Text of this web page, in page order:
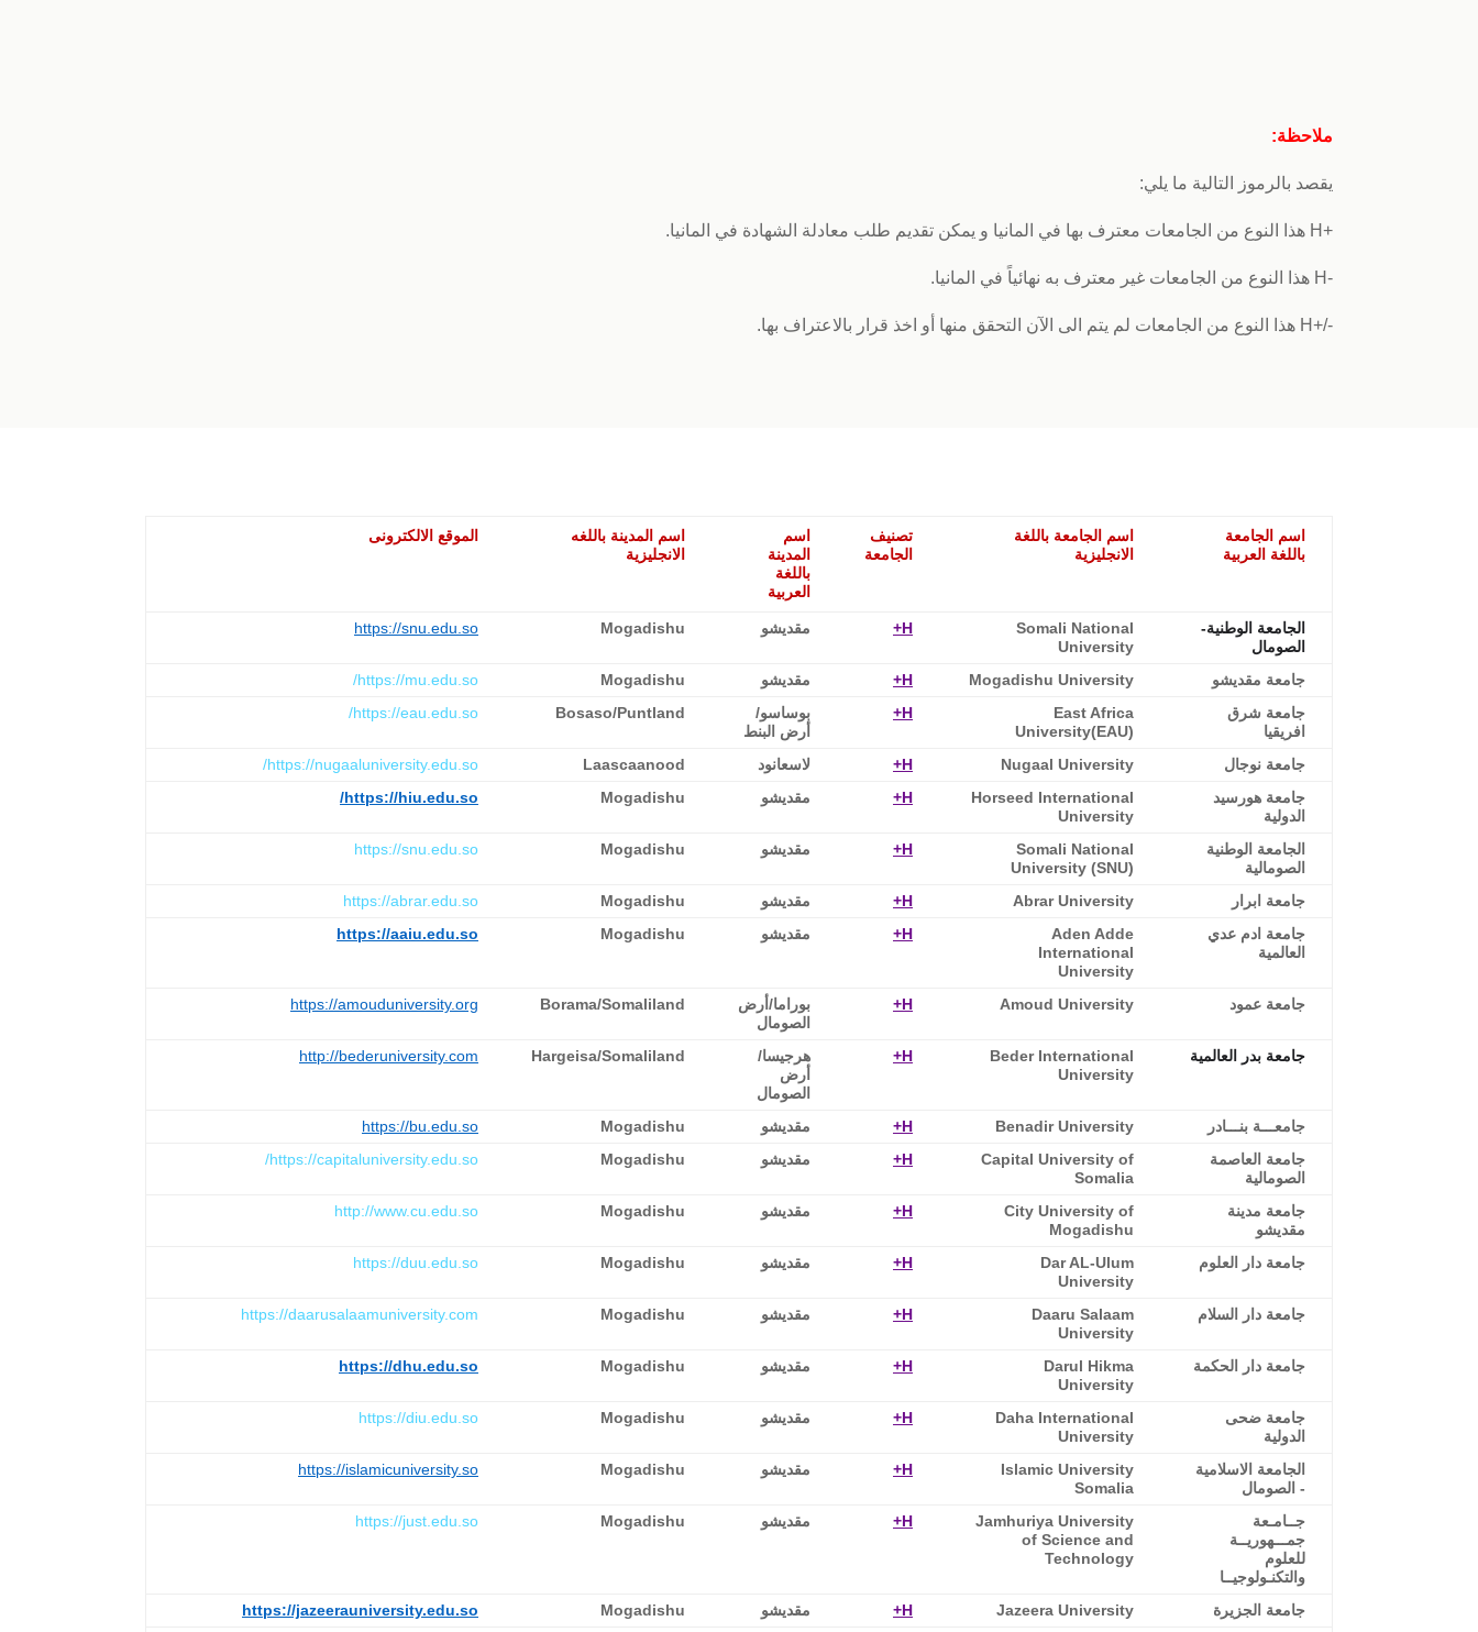
ملاحظة:
يقصد بالرموز التالية ما يلي:
+H هذا النوع من الجامعات معترف بها في المانيا و يمكن تقديم طلب معادلة الشهادة في المانيا.
-H هذا النوع من الجامعات غير معترف به نهائياً في المانيا.
-/+H هذا النوع من الجامعات لم يتم الى الآن التحقق منها أو اخذ قرار بالاعتراف بها.
اسم الجامعة
باللغة العربية
اسم الجامعة باللغة
الانجليزية
تصنيف
الجامعة
اسم
المدينة
باللغة
العربية
اسم المدينة باللغه
الانجليزية
الموقع الالكترونى
الجامعة الوطنية-
الصومال
Somali National
University
H+ مقديشو Mogadishu
https://snu.edu.so
جامعة مقديشو Mogadishu University
H+ مقديشو‎ Mogadishu
https://mu.edu.so/
جامعة شرق
افريقيا
East Africa
University(EAU)
H+
بوساسو‎/
أرض البنط
Bosaso/Puntland
https://eau.edu.so/
جامعة نوجال Nugaal University
H+ لاسعانود Laascaanood
https://nugaaluniversity.edu.so/
جامعة هورسيد
الدولية
Horseed International
University
H+ مقديشو Mogadishu
https://hiu.edu.so/
الجامعة الوطنية
الصومالية
Somali National
University (SNU)
H+ مقديشو Mogadishu
https://snu.edu.so
جامعة ابرار Abrar University
H+ مقديشو Mogadishu
https://abrar.edu.so
جامعة ادم عدي
العالمية
Aden Adde
International
University
H+ مقديشو Mogadishu
https://aaiu.edu.so
جامعة عمود Amoud University
H+
بوراما/أرض
الصومال
Borama/Somaliland
https://amouduniversity.org
جامعة بدر العالمية
Beder International
University
H+
هرجيسا/
أرض
الصومال
Hargeisa/Somaliland
http://bederuniversity.com
جامعـــة بنـــادر Benadir University
H+ مقديشو Mogadishu
https://bu.edu.so
جامعة العاصمة
الصومالية
Capital University of
Somalia
H+ مقديشو Mogadishu
https://capitaluniversity.edu.so/
جامعة مدينة
مقديشو
City University of
Mogadishu
H+ مقديشو Mogadishu
http://www.cu.edu.so
جامعة دار العلوم
Dar AL-Ulum
University
H+ مقديشو Mogadishu
https://duu.edu.so
جامعة دار السلام
Daaru Salaam
University
H+ مقديشو Mogadishu
https://daarusalaamuniversity.com
جامعة دار الحكمة
Darul Hikma
University
H+ مقديشو Mogadishu
https://dhu.edu.so
جامعة ضحى
الدولية
Daha International
University
H+ مقديشو Mogadishu
https://diu.edu.so
الجامعة الاسلامية
- الصومال
Islamic University
Somalia
H+ مقديشو Mogadishu
https://islamicuniversity.so
جــامـعة
جمـــهوريــة
للعلوم
والتكنـولوجيــا
Jamhuriya University
of Science and
Technology
H+ مقديشو Mogadishu
https://just.edu.so
جامعة الجزيرة Jazeera University
H+ مقديشو Mogadishu
https://jazeerauniversity.edu.so